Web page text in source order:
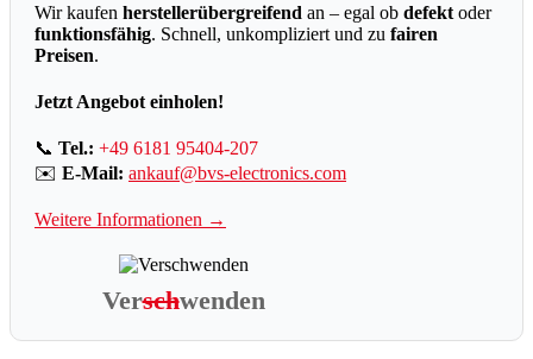
Wir kaufen herstellerübergreifend an – egal ob defekt oder
funktionsfähig. Schnell, unkompliziert und zu fairen
Preisen.
Jetzt Angebot einholen!
📞 Tel.: +49 6181 95404-207
✉️ E-Mail: ankauf@bvs-electronics.com
Weitere Informationen →
Verschwenden